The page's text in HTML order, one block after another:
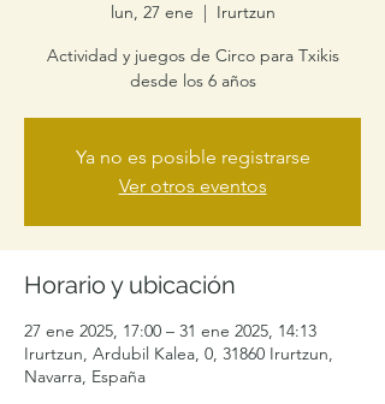
lun, 27 ene
  |
Irurtzun
Actividad y juegos de Circo para Txikis
desde los 6 años
Ya no es posible registrarse
Ver otros eventos
Horario y ubicación
27 ene 2025, 17:00 – 31 ene 2025, 14:13
Irurtzun, Ardubil Kalea, 0, 31860 Irurtzun,
Navarra, España